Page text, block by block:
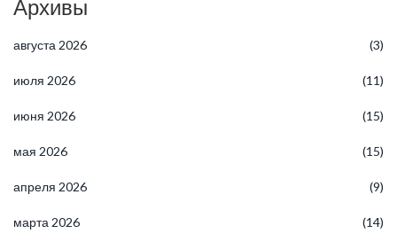
Архивы
августа 2026 (3)
июля 2026 (11)
июня 2026 (15)
мая 2026 (15)
апреля 2026 (9)
марта 2026 (14)